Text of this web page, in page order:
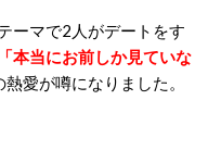
ーマで2 人がデートをす
「本当にお前しか見ていな
熱愛が噂になりました。